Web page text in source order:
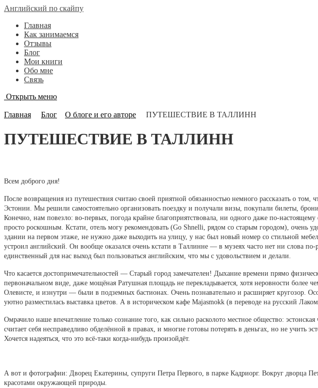
Английский по скайпу
Главная
Как занимаемся
Отзывы
Блог
Мои книги
Обо мне
Связь
Открыть меню
Главная
Блог О блоге и его авторе ПУТЕШЕСТВИЕ В ТАЛЛИНН
ПУТЕШЕСТВИЕ В ТАЛЛИНН
Всем доброго дня!
После возвращения из путешествия считаю своей приятной обязанностью немного рассказать о
Эстонии. Мы решили самостоятельно организовать поездку и получали визы, покупали билеты,
Конечно, нам повезло: во-первых, погода крайне благоприятствовала, ни одного даже по-
просто роскошным. Кстати, отель могу рекомендовать (Go Shnelli, рядом со старым городом), очень
здании на первом этаже, не нужно даже выходить на улицу, у нас был новый номер со стильной
устроил английский. Он вообще оказался очень кстати в Таллинне — в музеях часто нет ни слова
единственный для нас выход был пользоваться английским, что мы с удовольствием и делали.
Что касается достопримечательностей — Старый город замечателен! Дыхание времени прямо
первоначальном виде, даже мощёная Ратушная площадь не перекладывается, хотя неровности
Олевисте, и изнутри — были в подземных бастионах. Очень познавательно и расширяет кругозор.
уютно разместилась выставка цветов. А в историческом кафе Majasmokk (в переводе на русский
Омрачило наше впечатление только сознание того, как сильно расколото местное общество:
считает себя несправедливо обделённой в правах, и многие готовы потерять в деньгах, но не учить
Хочется надеяться, что это всё-таки когда-нибудь произойдёт.
А вот и фотографии: Дворец Екатерины, супруги Петра Первого, в парке Кадриорг. Вокруг дворца
красотами окружающей природы.